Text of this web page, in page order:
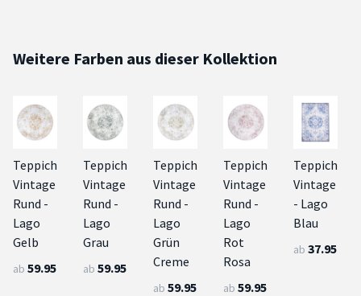
Weitere Farben aus dieser Kollektion
Teppich
Vintage
Rund -
Lago
Gelb
ab 59.95
Teppich
Vintage
Rund -
Lago
Grau
ab 59.95
Teppich
Vintage
Rund -
Lago
Grün
Creme
ab 59.95
Teppich
Vintage
Rund -
Lago
Rot
Rosa
ab 59.95
Teppich
Vintage
- Lago
Blau
ab 37.95